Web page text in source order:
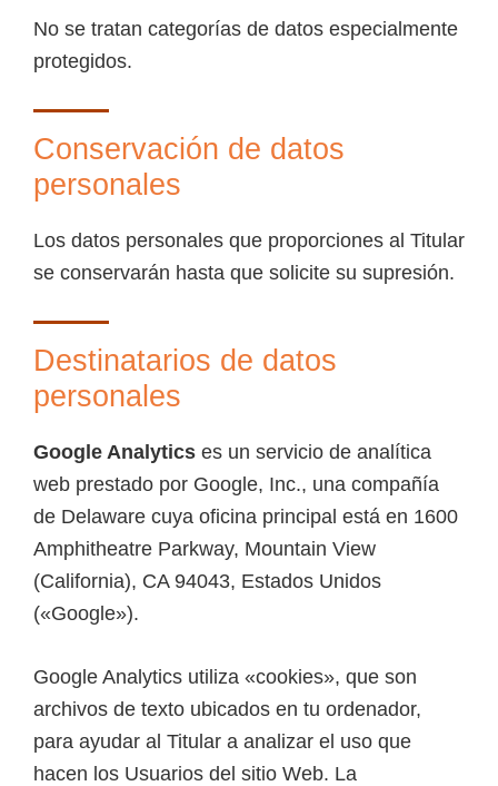
No se tratan categorías de datos especialmente
protegidos.
Conservación de datos
personales
Los datos personales que proporciones al Titular
se conservarán hasta que solicite su supresión.
Destinatarios de datos
personales
Google Analytics es un servicio de analítica
web prestado por Google, Inc., una compañía
de Delaware cuya oficina principal está en 1600
Amphitheatre Parkway, Mountain View
(California), CA 94043, Estados Unidos
(«Google»).
Google Analytics utiliza «cookies», que son
archivos de texto ubicados en tu ordenador,
para ayudar al Titular a analizar el uso que
hacen los Usuarios del sitio Web. La